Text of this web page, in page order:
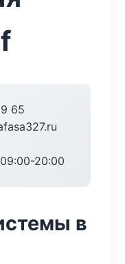
65
20:00
в